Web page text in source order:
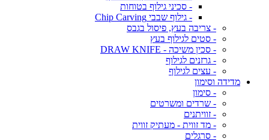
- סכיני גילוף בטוחות
- גילוף שבבי Chip Carving
- צריבה בעץ, פיסול בגבס
- סטים לגילוף בעץ
- סכין משיכה - DRAW KNIFE
- גרזנים לגילוף
- עצים לגילוף
מדידה וסימון
- סימון
- שרדים ומשרטים
- זוויתנים
- מד זווית - מעתיק זווית
- סרגלים